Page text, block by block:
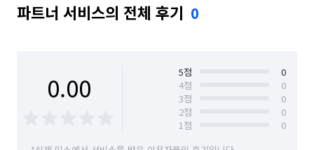
파트너 서비스의 전체 후기 0
0.00 5점
0
4점
0
3점
0
2점
0
1점
0